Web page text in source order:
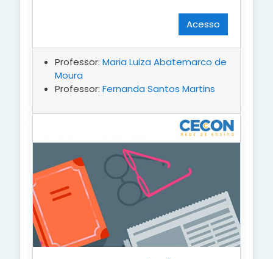
Acesso
Professor: Maria Luiza Abatemarco de
Moura
Professor: Fernanda Santos Martins